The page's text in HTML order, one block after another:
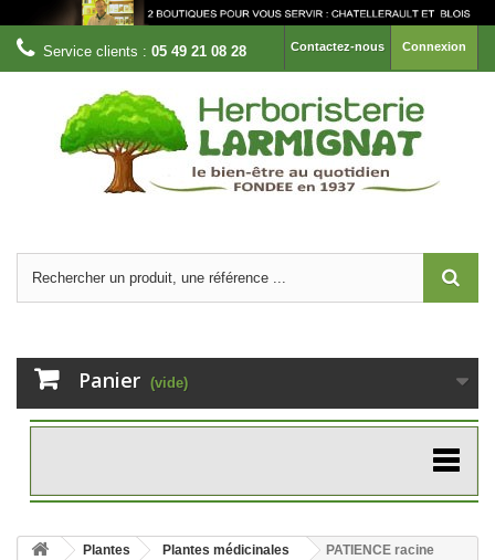
Connexion
Contactez-nous
Service clients : 05 49 21 08 28
Panier (vide)
Plantes Plantes médicinales
PATIENCE racine